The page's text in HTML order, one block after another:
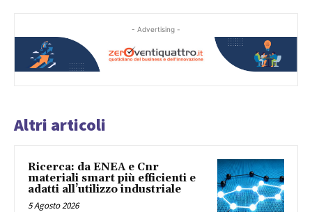
- Advertising -
Altri articoli
Ricerca: da ENEA e Cnr
materiali smart più efficienti e
adatti all’utilizzo industriale
5 Agosto 2026